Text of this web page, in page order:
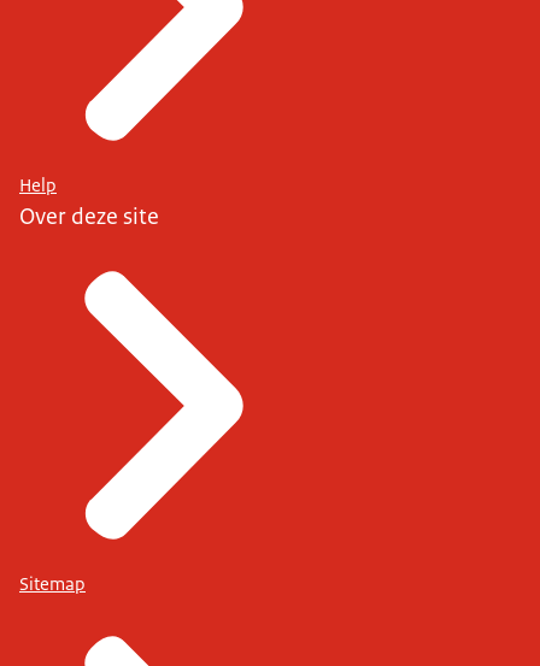
Help
Over deze site
Sitemap